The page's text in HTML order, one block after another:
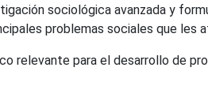
sociológica avanzada y
problemas sociales que les
relevante para el desarrollo de